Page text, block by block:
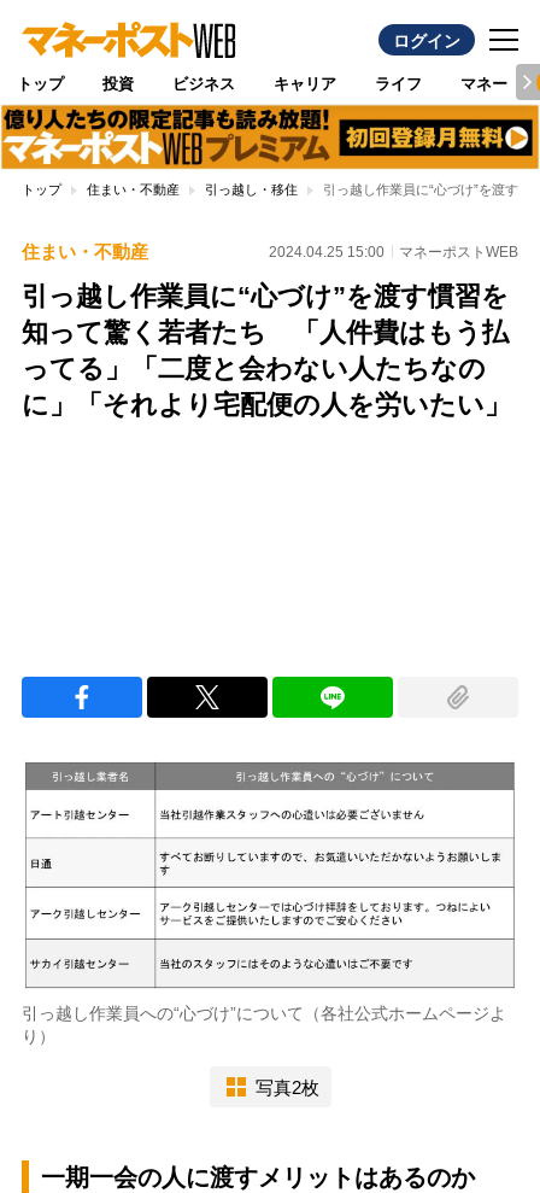
ログイン
トップ 投資 ビジネス キャリア ライフ マネー
トップ 住まい・不動産 引っ越し・移住 引っ越し作業員に“心づけ”を渡す
住まい・不動産 2024.04.25 15:00 マネーポストWEB
引っ越し作業員に“心づけ”を渡す慣習を
知って驚く若者たち 「人件費はもう払
ってる」「二度と会わない人たちなの
に」「それより宅配便の人を労いたい」
引っ越し作業員への“心づけ”について（各社公式ホームページよ
り）
写真2枚
一期一会の人に渡すメリットはあるのか